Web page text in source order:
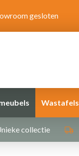
gesloten
Wastafels
collectie